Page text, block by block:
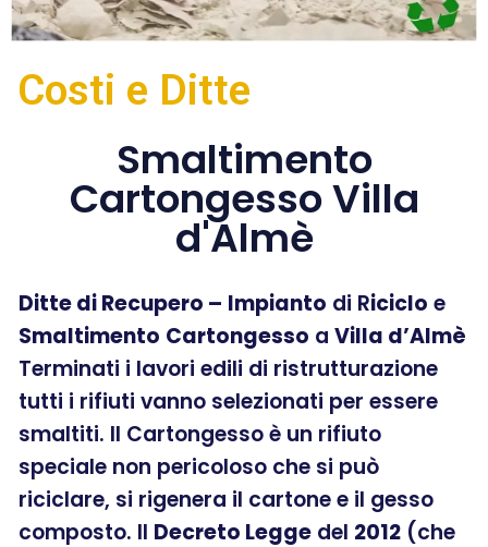
Costi e Ditte
Smaltimento
Cartongesso Villa
d'Almè
Ditte di Recupero – Impianto di Riciclo e
Smaltimento Cartongesso a Villa d’Almè
Terminati i lavori edili di ristrutturazione
tutti i rifiuti vanno selezionati per essere
smaltiti. Il Cartongesso è un rifiuto
speciale non pericoloso che si può
riciclare, si rigenera il cartone e il gesso
composto. Il Decreto Legge del 2012 (che